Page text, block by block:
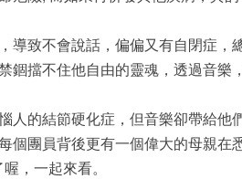
致­不會說話，偏偏又有自閉症，
擋不住他自由的靈魂，透過音樂
的結節硬化症，但音樂卻帶給他
個團員背後更有一個偉大的母­親在
，一起來看。